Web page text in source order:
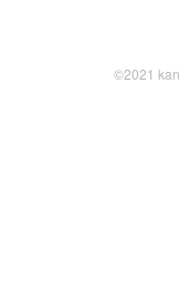
©2021